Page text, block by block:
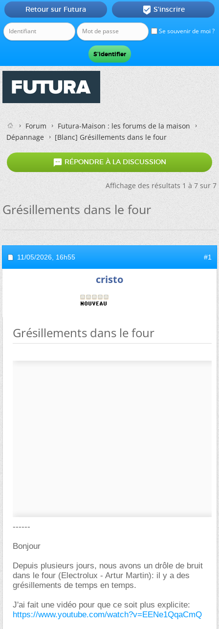
Se souvenir de moi ?
Retour sur Futura  S'inscrire
Forum
Futura-Maison : les forums de la maison
Dépannage
[Blanc]Grésillements dans le four
 RÉPONDRE À LA DISCUSSION
Affichage des résultats 1 à 7 sur 7
Grésillements dans le four
11/05/2026, 16h55 #1
cristo
Grésillements dans le four
------
Bonjour
Depuis plusieurs jours, nous avons un drôle de bruit
dans le four (Electrolux - Artur Martin): il y a des
grésillements de temps en temps.
J'ai fait une vidéo pour que ce soit plus explicite:
https://www.youtube.com/watch?v=EENe1QqaCmQ